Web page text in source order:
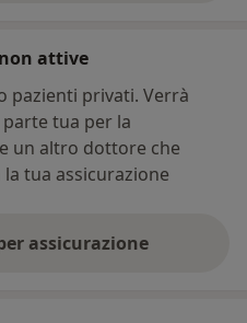
attive
pazienti privati. Verrà
tua per la
un altro dottore che
tua assicurazione
assicurazione